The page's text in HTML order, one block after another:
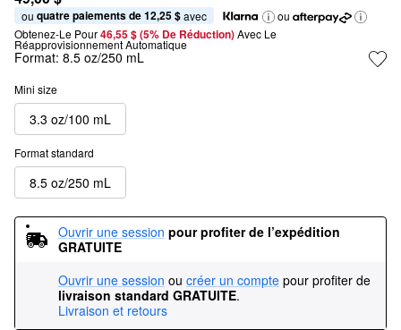
ou quatre paiements de 12,25 $ avec
ou
Obtenez-Le Pour46,55 $ (5% De Réduction) Avec Le
Réapprovisionnement Automatique
Format: 8.5 oz/250 mL
Mini size
3.3 oz/100 mL
Format standard
8.5 oz/250 mL
Ouvrir une session pour profiter de l’expédition
GRATUITE
Ouvrir une session ou créer un compte pour profiter de
livraison standard GRATUITE.
Livraison et retours